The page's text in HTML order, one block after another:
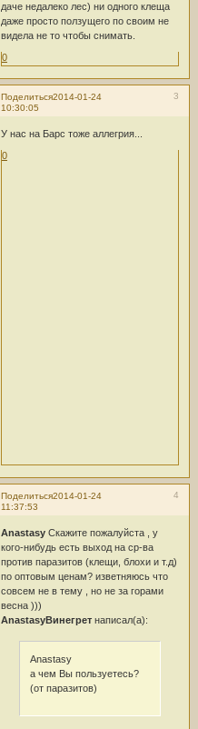
даче недалеко лес) ни одного клеща
даже просто ползущего по своим не
видела не то чтобы снимать.
0
Поделиться 3
2014-01-24
10:30:05
У нас на Барс тоже аллегрия...
0
Поделиться 4
2014-01-24
11:37:53
AnastasyСкажите пожалуйста , у
кого-нибудь есть выход на ср-ва
против паразитов (клещи, блохи и т.д)
по оптовым ценам? изветняюсь что
совсем не в тему , но не за горами
весна )))
AnastasyВинегретнаписал(а):
Anastasy
а чем Вы пользуетесь?
(от паразитов)